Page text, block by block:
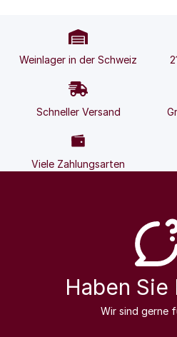
Weinlager in der Schweiz
Schneller Versand
Viele Zahlungsarten
Haben Sie
Wir sind gerne